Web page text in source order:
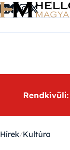
Ugrás a
Hírek Kultúra